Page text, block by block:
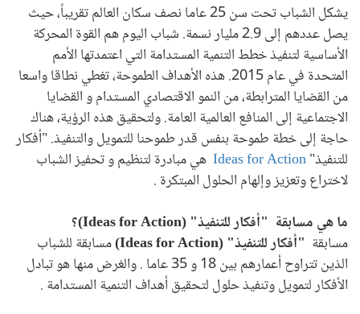
يشكل الشباب تحت سن 25 عاما نصف سكان العالم تقريباً، حيث
يصل عددهم إلى 2.9 مليار نسمة. شباب اليوم هم القوة المحركة
الأساسية لتنفيذ خطط التنمية المستدامة التي اعتمدتها الأمم
المتحدة في عام 2015. هذه الأهداف الطموحة، تغطي نطاقا واسعا
من القضايا المترابطة، من النمو الاقتصادي المستدام و القضايا
الاجتماعية إلى المنافع العالمية العامة. ولتحقيق هذه الرؤية، هناك
حاجة إلى خطة طموحة بنفس قدر طموحنا للتمويل والتنفيذ. "أفكار
للتنفيذ"Ideas for Action هي مبادرة لتنظيم و تحفيز الشباب
لاختراع وتعزيز وإلهام الحلول المبتكرة .
ما هي مسابقة "أفكار للتنفيذ" (Ideas for Action)؟
مسابقة "أفكار للتنفيذ" (Ideas for Action
)مسابقة للشباب
الذين تتراوح أعمارهم بين 18 و 35 عاما
.والغرض منها هو تبادل
الأفكار لتمويل وتنفيذ حلول لتحقيق أهداف التنمية المستدامة .